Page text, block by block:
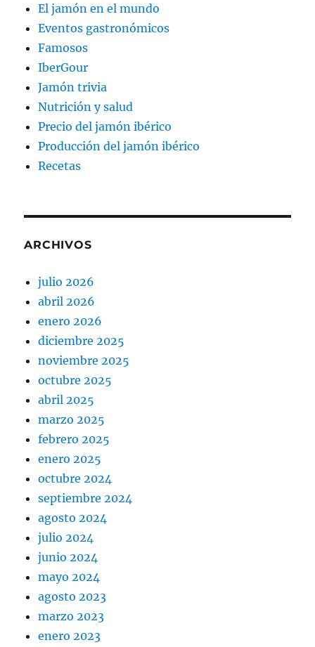
El jamón en el mundo
Eventos gastronómicos
Famosos
IberGour
Jamón trivia
Nutrición y salud
Precio del jamón ibérico
Producción del jamón ibérico
Recetas
ARCHIVOS
julio 2026
abril 2026
enero 2026
diciembre 2025
noviembre 2025
octubre 2025
abril 2025
marzo 2025
febrero 2025
enero 2025
octubre 2024
septiembre 2024
agosto 2024
julio 2024
junio 2024
mayo 2024
agosto 2023
marzo 2023
enero 2023